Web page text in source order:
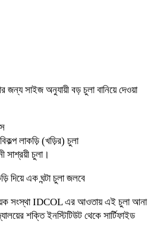
জন্য সাইজ অনুযায়ী বড় চুলা বানিয়ে দেওয়া
লাকড়ি (খড়ির) চুলা
সাশ্রয়ী চুলা।
দিয়ে এক ঘন্টা চুলা জলবে
সংস্থা IDCOL এর আওতায় এই চুলা আনা
শক্তি ইনস্টিটিউট থেকে সার্টিফাইড